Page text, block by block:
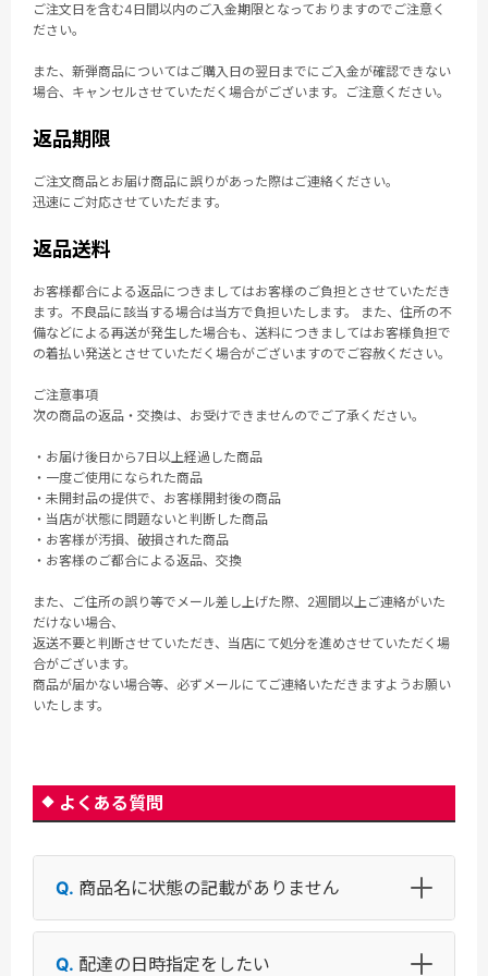
ご注文日を含む4日間以内のご入金期限となっておりますのでご注意く
ださい。
また、新弾商品についてはご購入日の翌日までにご入金が確認できない
場合、キャンセルさせていただく場合がございます。ご注意ください。
返品期限
ご注文商品とお届け商品に誤りがあった際はご連絡ください。
迅速にご対応させていただます。
返品送料
お客様都合による返品につきましてはお客様のご負担とさせていただき
ます。不良品に該当する場合は当方で負担いたします。 また、住所の不
備などによる再送が発生した場合も、送料につきましてはお客様負担で
の着払い発送とさせていただく場合がございますのでご容赦ください。
ご注意事項
次の商品の返品・交換は、お受けできませんのでご了承ください。
・お届け後日から7日以上経過した商品
・一度ご使用になられた商品
・未開封品の提供で、お客様開封後の商品
・当店が状態に問題ないと判断した商品
・お客様が汚損、破損された商品
・お客様のご都合による返品、交換
また、ご住所の誤り等でメール差し上げた際、2週間以上ご連絡がいた
だけない場合、
返送不要と判断させていただき、当店にて処分を進めさせていただく場
合がございます。
商品が届かない場合等、必ずメールにてご連絡いただきますようお願い
いたします。
よくある質問
商品名に状態の記載がありません
配達の日時指定をしたい